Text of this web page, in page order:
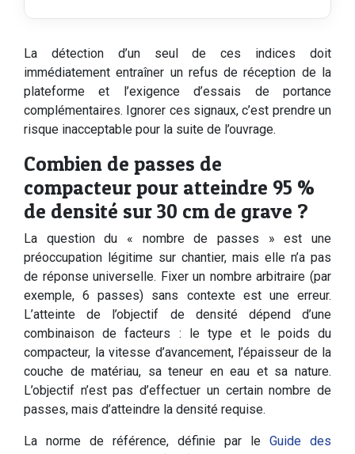
La détection d’un seul de ces indices doit
immédiatement entraîner un refus de réception de la
plateforme et l’exigence d’essais de portance
complémentaires. Ignorer ces signaux, c’est prendre un
risque inacceptable pour la suite de l’ouvrage.
Combien de passes de
compacteur pour atteindre 95 %
de densité sur 30 cm de grave ?
La question du « nombre de passes » est une
préoccupation légitime sur chantier, mais elle n’a pas
de réponse universelle. Fixer un nombre arbitraire (par
exemple, 6 passes) sans contexte est une erreur.
L’atteinte de l’objectif de densité dépend d’une
combinaison de facteurs : le type et le poids du
compacteur, la vitesse d’avancement, l’épaisseur de la
couche de matériau, sa teneur en eau et sa nature.
L’objectif n’est pas d’effectuer un certain nombre de
passes, mais d’atteindre la densité requise.
La norme de référence, définie par le Guide des